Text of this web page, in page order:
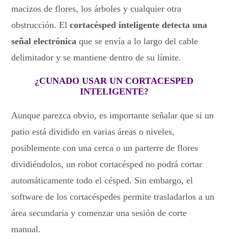
macizos de flores, los árboles y cualquier otra
obstrucción. Elcortacésped inteligente detecta una
señal electrónica que se envía a lo largo del cable
delimitador y se mantiene dentro de su límite.
¿CUNADO USAR UN CORTACESPED
INTELIGENTE?
Aunque parezca obvio, es importante señalar que si un
patio está dividido en varias áreas o niveles,
posiblemente con una cerca o un parterre de flores
dividiéndolos, un robot cortacésped no podrá cortar
automáticamente todo el césped. Sin embargo, el
software de los cortacéspedes permite trasladarlos a un
área secundaria y comenzar una sesión de corte
manual.